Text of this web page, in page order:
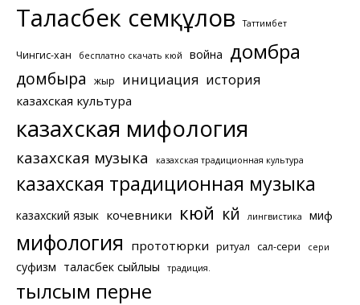
Таласбек Әсемқұлов Таттимбет
Чингис-хан бесплатно скачать кюй война домбра
домбыра жыр инициация история
казахская культура
казахская мифология
казахская музыка казахская традиционная культура
казахская традиционная музыка
казахский язык кочевники кюй күй лингвистика миф
мифология прототюрки ритуал сал-сери сери
суфизм таласбек сыйлығы традиция.
тылсым перне